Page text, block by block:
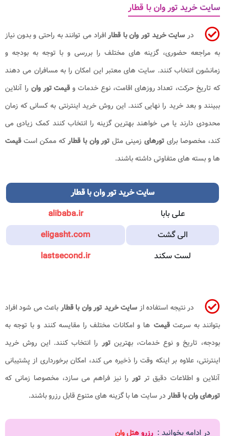
سایت خرید تور وان با قطار
در سایت خرید تور وان با قطارافراد می توانند به راحتی و بدون نیاز
به مراجعه حضوری، گزینه های مختلف را بررسی و با توجه به بودجه و
زمانشون انتخاب کنند. سایت های معتبر این امکان را به مسافران می دهند
که تاریخ حرکت، تعداد روزهای اقامت، نوع خدمات وقیمت تور وان را آنلاین
ببینند و بعد خرید را نهایی کنند. این روش خرید اینترنتی به کسانی که زمان
محدودی دارند یا می خواهند بهترین گزینه را انتخاب کنند کمک زیادی می
کند، مخصوصا برای تورهای زمینی مثلتور وان با قطارکه ممکن استقیمت
ها و بسته های متفاوتی داشته باشند.
سایت خرید تور وان با قطار
علی‌ بابا
alibaba.ir
الی‌ گشت
eligasht.com
لست‌ سکند
lastsecond.ir
در نتیجه استفاده از سایت خرید تور وان با قطارباعث می شود افراد
بتوانند به سرعتقیمت ها و امکانات مختلف را مقایسه کنند و با توجه به
بودجه، تاریخ و نوع خدمات، بهترینتور را انتخاب کنند. این روش خرید
اینترنتی، علاوه بر اینکه وقت را ذخیره می کند، امکان برخورداری از پشتیبانی
آنلاین و اطلاعات دقیق ترتور را نیز فراهم می سازد، مخصوصا زمانی که
تورهای وان با قطاردر سایت ها با گزینه های متنوع قابل رزرو باشند.
در ادامه بخوانید : رزرو هتل وان